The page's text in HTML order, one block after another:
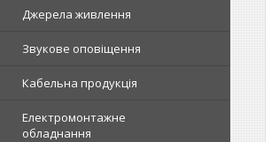
Джерела живлення
Звукове оповіщення
Кабельна продукція
Електромонтажне
обладнання